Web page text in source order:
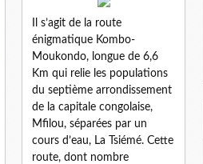
Il s’agit de la route
énigmatique Kombo-
Moukondo, longue de 6,6
Km qui relie les populations
du septième arrondissement
de la capitale congolaise,
Mfilou, séparées par un
cours d’eau, La Tsiémé. Cette
route, dont nombre